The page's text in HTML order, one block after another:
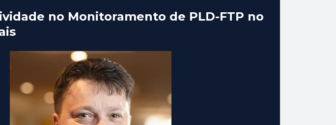
no Monitoramento de PLD-FTP no